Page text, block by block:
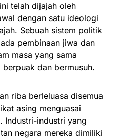
telah dijajah oleh
dengan satu ideologi
Sebuah sistem politik
pembinaan jiwa dan
masa yang sama
dan bermusuh.
riba berleluasa disemua
asing menguasai
Industri-industri yang
negara mereka dimiliki